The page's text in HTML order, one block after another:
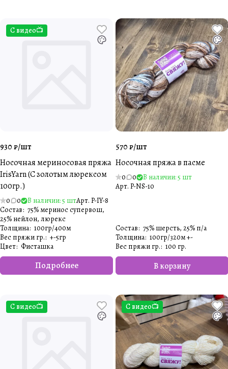
С видео📺
930 ₽/шт
Носочная мериносовая пряжа
IrisYarn (С золотым люрексом
100гр.)
0 0 В наличии: 5 штАрт. P-IY-8
Подробнее
Состав: 75% меринос супервош,
25% нейлон, люрекс
Толщина: 100гр/400м
Вес пряжи гр.: +-5гр
Цвет: Фисташка
570 ₽/шт
Носочная пряжа в пасме
0 0
В наличии: 5 шт
Арт. P-NS-10
В корзину
Состав: 75% шерсть, 25% п/а
Толщина: 100гр/320м +-
Вес пряжи гр.: 100 гр.
С видео📺 С видео📺